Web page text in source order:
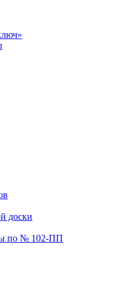
доски
по № 102-ПП